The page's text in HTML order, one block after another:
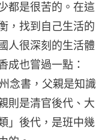
都是很苦的。在這
，找到自己生活的
人很深刻的生活體
成也嘗過一點：
念書，父親是知識
則是清官後代、大
」後代，是班中幾